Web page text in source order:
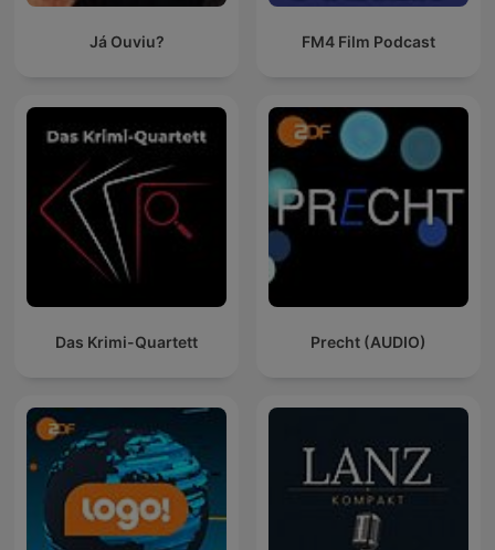
Já Ouviu? FM4 Film Podcast
Das Krimi-Quartett Precht (AUDIO)